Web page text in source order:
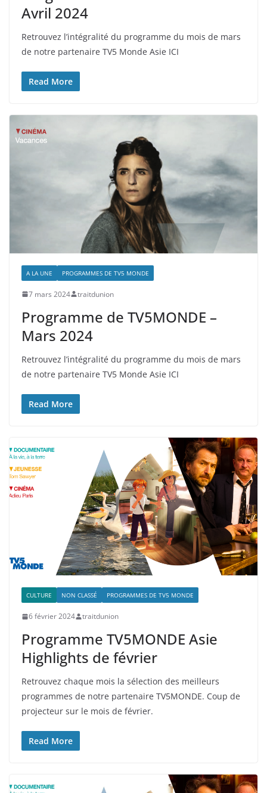
Avril 2024
Retrouvez l’intégralité du programme du mois de mars
de notre partenaire TV5 Monde Asie ICI
Read More
A LA UNE PROGRAMMES DE TV5 MONDE
7 mars 2024 traitdunion
Programme de TV5MONDE –
Mars 2024
Retrouvez l’intégralité du programme du mois de mars
de notre partenaire TV5 Monde Asie ICI
Read More
CULTURE NON CLASSÉ PROGRAMMES DE TV5 MONDE
6 février 2024 traitdunion
Programme TV5MONDE Asie
Highlights de février
Retrouvez chaque mois la sélection des meilleurs
programmes de notre partenaire TV5MONDE. Coup de
projecteur sur le mois de février.
Read More